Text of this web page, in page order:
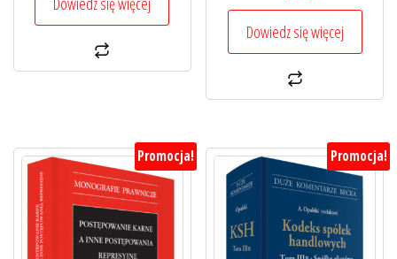
wynosiła:
109,00 zł.87,20 zł.
Dowiedz się więcej
Promocja! Promocja!